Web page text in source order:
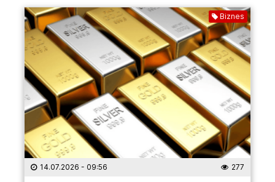
Biznes
14.07.2026 - 09:56 277